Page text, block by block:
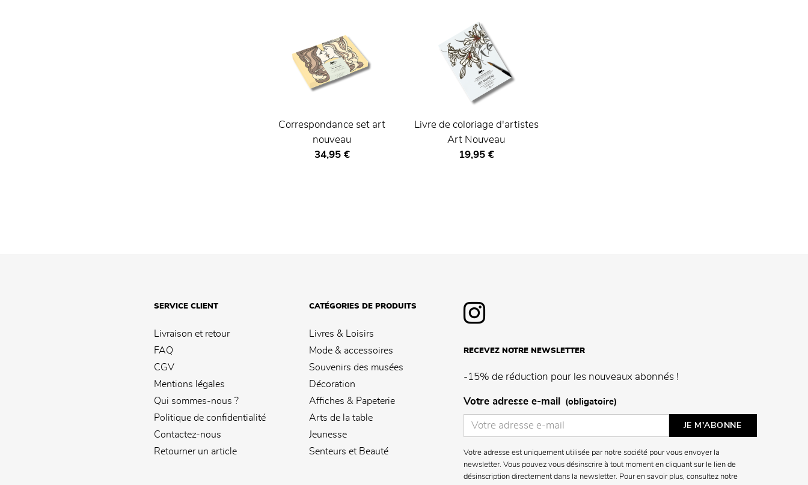
Correspondance set art
nouveau
Prix ​​actuel
34,95 €
Livre de coloriage d'artistes
Art Nouveau
Prix ​​actuel
19,95 €
SERVICE CLIENT
Livraison et retour
FAQ
CGV
Mentions légales
Qui sommes-nous ?
Politique de confidentialité
Contactez-nous
Retourner un article
CATÉGORIES DE PRODUITS
Livres & Loisirs
Mode & accessoires
Souvenirs des musées
Décoration
Affiches & Papeterie
Arts de la table
Jeunesse
Senteurs et Beauté
RECEVEZ NOTRE NEWSLETTER
-15% de réduction pour les nouveaux abonnés !
Votre adresse e-mail (obligatoire)
Votre adresse est uniquement utilisée par notre société pour vous envoyer la
newsletter. Vous pouvez vous désinscrire à tout moment en cliquant sur le lien de
désinscription directement dans la newsletter. Pour en savoir plus, consultez notre